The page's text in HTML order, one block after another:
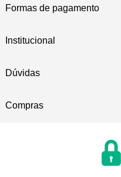
Formas de pagamento
Institucional
Dúvidas
Compras